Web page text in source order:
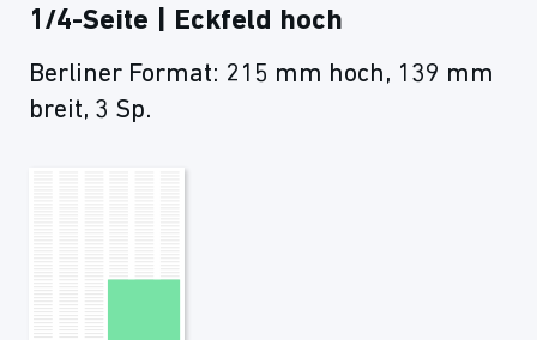
1/4-Seite | Eckfeld hoch
Berliner Format: 215 mm hoch, 139 mm
breit, 3 Sp.